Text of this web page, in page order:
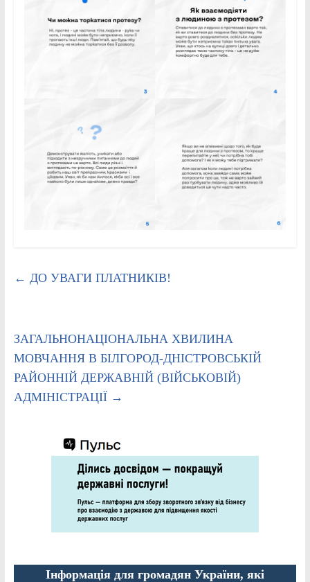
← ДО УВАГИ ПЛАТНИКІВ!
ЗАГАЛЬНОНАЦІОНАЛЬНА ХВИЛИНА
МОВЧАННЯ В БІЛГОРОД-ДНІСТРОВСЬКІЙ
РАЙОННІЙ ДЕРЖАВНІЙ (ВІЙСЬКОВІЙ)
АДМІНІСТРАЦІЇ →
Інформація для громадян України, які